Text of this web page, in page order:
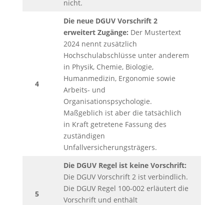
nicht.
4
Die neue DGUV Vorschrift 2
erweitert Zugänge: Der Mustertext
2024 nennt zusätzlich
Hochschulabschlüsse unter anderem
in Physik, Chemie, Biologie,
Humanmedizin, Ergonomie sowie
Arbeits- und
Organisationspsychologie.
Maßgeblich ist aber die tatsächlich
in Kraft getretene Fassung des
zuständigen
Unfallversicherungsträgers.
5
Die DGUV Regel ist keine Vorschrift:
Die DGUV Vorschrift 2 ist verbindlich.
Die DGUV Regel 100‑002 erläutert die
Vorschrift und enthält